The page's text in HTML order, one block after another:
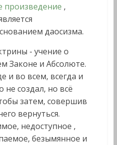
произведение ,
даосизма.
- учение о
Законе и Абсолюте.
и во всем, всегда и
не создал, но всё
затем, совершив
вернуться.
недоступное ,
безымянное и